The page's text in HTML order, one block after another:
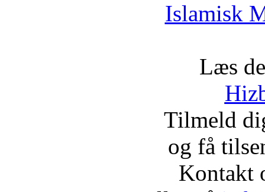
Islamisk
Læs
Tilmeld
og få
Kontakt